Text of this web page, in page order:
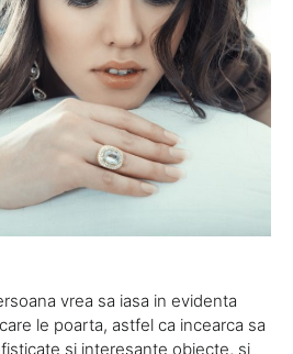
vrea sa iasa in evidenta
le poarta, astfel ca incearca sa
si interesante obiecte, si